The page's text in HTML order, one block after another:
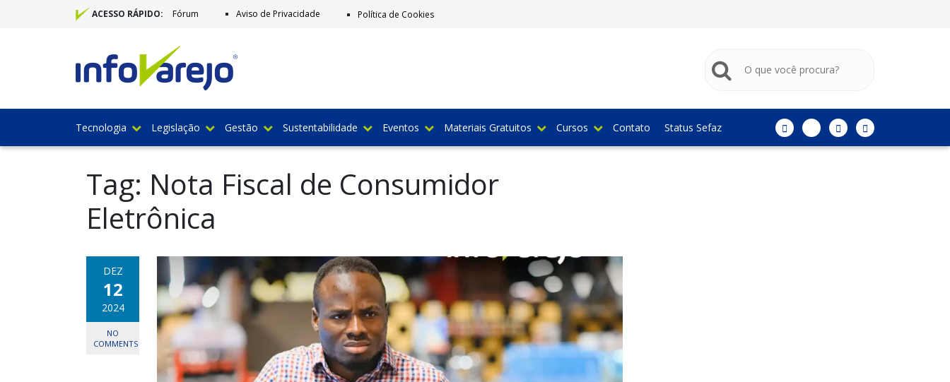
ACESSO RÁPIDO: Fórum Aviso de Privacidade Política de Cookies
Tecnologia Legislação Gestão Sustentabilidade Eventos Materiais Gratuitos Cursos Contato Status Sefaz
Tag: Nota Fiscal de Consumidor
Eletrônica
DEZ
12
2024
NO
COMMENTS